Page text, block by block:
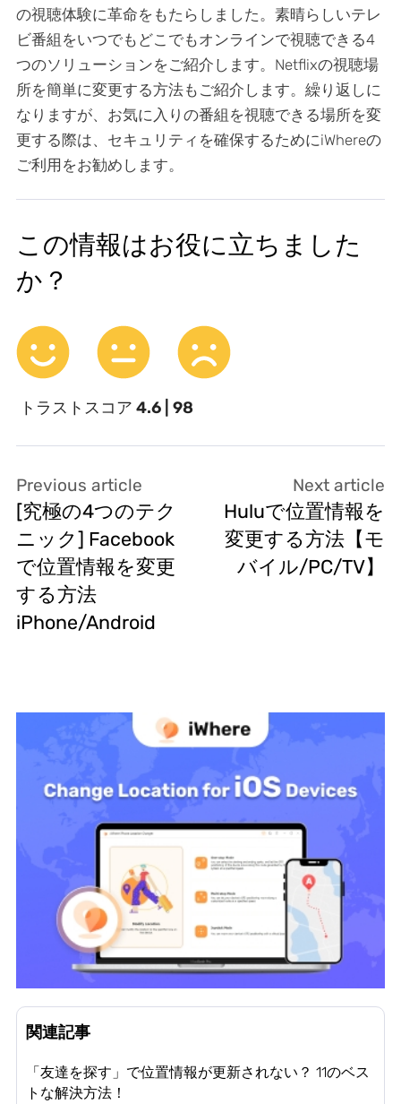
の視聴体験に革命をもたらしました。素晴らしいテレ
ビ番組をいつでもどこでもオンラインで視聴できる4
つのソリューションをご紹介します。Netflixの視聴場
所を簡単に変更する方法もご紹介します。繰り返しに
なりますが、お気に入りの番組を視聴できる場所を変
更する際は、セキュリティを確保するためにiWhereの
ご利用をお勧めします。
この情報はお役に立ちました
か？
トラストスコア 4.6 | 98
Previous article
[究極の4つのテク
ニック] Facebook
で位置情報を変更
する方法
iPhone/Android
Next article
Huluで位置情報を
変更する方法【モ
バイル/PC/TV】
関連記事
「友達を探す」で位置情報が更新されない？ 11のベス
トな解決方法！